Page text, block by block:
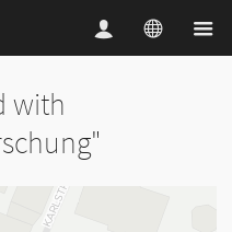
with